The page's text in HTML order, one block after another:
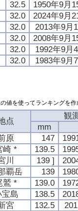
32.5
1950年9月
32.0
2024年9月
32.0
2013年9月
32.0
2008年9月
32.0
1992年9月
32.0 1983年9月
値を使ってランキングを作
点
観
mm
原 147
崎 * 139.5
川 139 ]
覇岳 139
鷲 * 139.0
宝島 138.5
宮 132.5